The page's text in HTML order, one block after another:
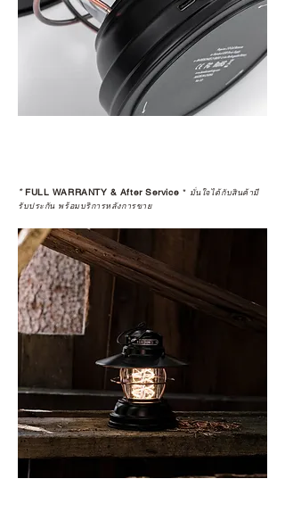
*FULL WARRANTY & After Service * มั่นใจได้กับสินค้ามี
รับประกัน พร้อมบริการหลังการขาย